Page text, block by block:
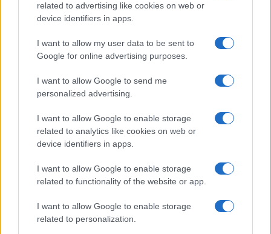
related to advertising like cookies on web or
device identifiers in apps.
I want to allow my user data to be sent to
Google for online advertising purposes.
I want to allow Google to send me
personalized advertising.
I want to allow Google to enable storage
related to analytics like cookies on web or
device identifiers in apps.
I want to allow Google to enable storage
related to functionality of the website or app.
I want to allow Google to enable storage
related to personalization.
öngyilkossága rendkívül megviselte, teljesen átadta magát a
gyásznak, ezt követően kizárólag fekete ruhát viselt. Már
nem engedte, hogy lefessék vagy lefényképezzék, az
emberek emlékezetében szépnek akart megmaradni, ritka
nyilvános megjelenésein fátyol mögé rejtette arcát.
Életének hátralévő éveit egyre magányosabban,
inkognitóban utazgatva töltötte.
A császárné 1898. szeptember 9-én Hohenembs grófnő
néven Genfbe utazott, ahol a Beau Rivage szállodába
őrizetére, de a feltűnést kerülni akaró Erzsébet kérésére